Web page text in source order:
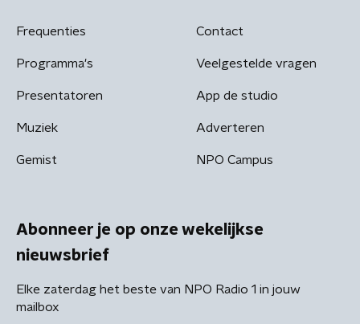
Frequenties
Programma's
Presentatoren
Muziek
Gemist
Contact
Veelgestelde vragen
App de studio
Adverteren
NPO Campus
Abonneer je op onze wekelijkse
nieuwsbrief
Elke zaterdag het beste van NPO Radio 1 in jouw
mailbox